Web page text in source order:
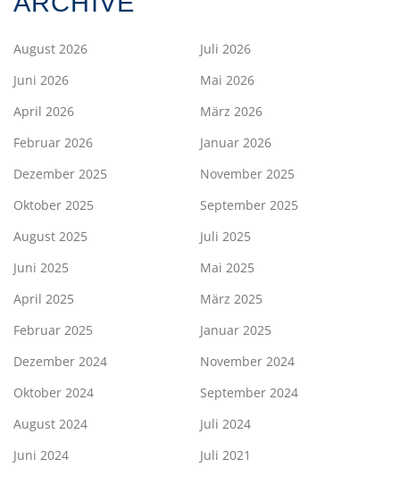
August 2026
Juli 2026
Juni 2026
Mai 2026
April 2026
März 2026
Februar 2026
Januar 2026
Dezember 2025
November 2025
Oktober 2025
September 2025
August 2025
Juli 2025
Juni 2025
Mai 2025
April 2025
März 2025
Februar 2025
Januar 2025
Dezember 2024
November 2024
Oktober 2024
September 2024
August 2024
Juli 2024
Juni 2024
Juli 2021